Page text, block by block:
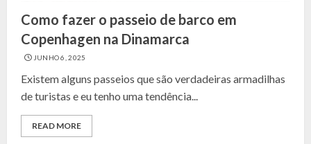
Como fazer o passeio de barco em
Copenhagen na Dinamarca
JUNHO 6, 2025
Existem alguns passeios que são verdadeiras armadilhas
de turistas e eu tenho uma tendência...
READ MORE